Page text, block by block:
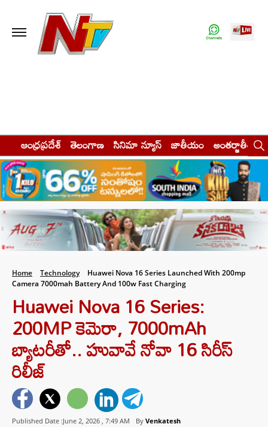
ఆంధ్రప్రదేశ్ తెలంగాణ సినిమా న్యూస్ జాతీయం అంతర్జాతీయం
Home Technology
Huawei Nova 16 Series Launched With 200mp
Camera 7000mah Battery And 100w Fast Charging
Huawei Nova 16 Series:
200MP కెమెరా, 7000mAh
బ్యాటరీతో.. హువావే నోవా 16 సిరీస్‌
రిలీజ్
Published Date :June 2, 2026 , 7:49 AM By Venkatesh